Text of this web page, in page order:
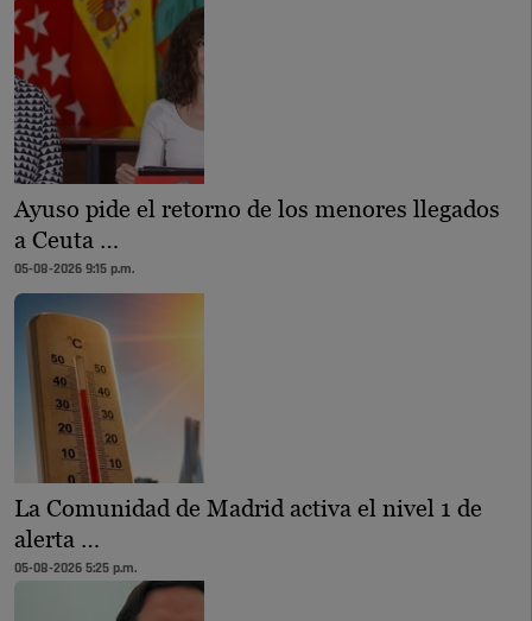
Ayuso pide el retorno de los menores llegados
a Ceuta …
05-08-2026 9:15 p.m.
La Comunidad de Madrid activa el nivel 1 de
alerta …
05-08-2026 5:25 p.m.